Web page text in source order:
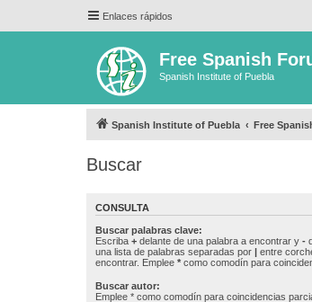
Enlaces rápidos
Free Spanish
Spanish Institute of Puebla
Spanish Institute of Puebla Free
Buscar
CONSULTA
Buscar palabras clave:
Escriba + delante de una palabra a encontrar y -
una lista de palabras separadas por | entre
encontrar. Emplee * como comodín para
Buscar autor:
Emplee * como comodín para coincidencias